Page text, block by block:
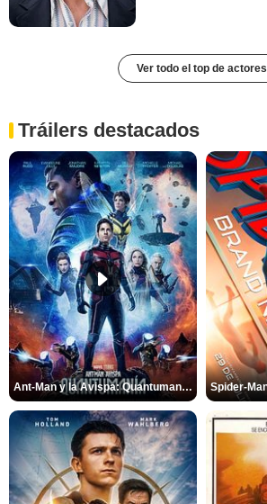
Ver todo el top de actores
Tráilers destacados
Ant-Man y la Avispa: Quantumanía Tráiler (2)